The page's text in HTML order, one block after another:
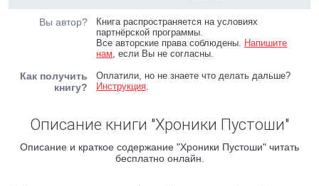
Вы автор?
Книга распространяется на условиях
партнёрской программы.
Все авторские права соблюдены. Напишите
нам, если Вы не согласны.
Как получить
книгу?
Оплатили, но не знаете что делать дальше?
Инструкция.
Описание книги "Хроники Пустоши"
Описание и краткое содержание "Хроники Пустоши" читать
бесплатно онлайн.